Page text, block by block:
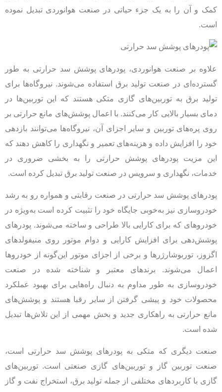
کمک و آن را به یک جزء حیاتی در صنعت هوانوردی تبدیل نموده
است.
علاوه بر صنعت هوانوردی، پودرهای پوشش سد حرارتی به طور
گسترده‌ای در صنعت تولید برق استفاده می‌شوند. نیروگاه‌ها برای
تولید برق به توربین‌های گازی متکی هستند که این توربین‌ها در
دمای بسیار بالایی کار می‌کنند. با اعمال پوشش‌های مانع حرارتی بر
روی پره‌های توربین و سایر اجزای آن، نیروگاه‌ها می‌توانند بازدهی
خود را افزایش داده و هزینه‌های تعمیر و نگهداری را کاهش دهند که
این مزیت پودرهای پوشش حرارتی را به بخشی ضروری در
خدمات، نگهداری و سرویس در صنعت تولید برق تبدیل کرده است.
پودرهای پوشش سد حرارتی در صنعت رقابتی و همواره رو به رشد
خودروسازی نیز به‌خوبی جایگاه خود را تثبیت کرده است به‌ویژه در
خودروهای که برای کارایی بالا طراحی و ساخته می‌شوند. پودرهای
پوشش‌دهی برای افزایش کارایی و دوام موتور روی منیفولدهای
اگزوز، توربوشارژرها و برخی از اجزای موتور این‌گونه از خودروها
اعمال می‌شوند. برندهای معتبر و شناخته شده در صنعت
خودروسازی به طور مداوم به دنبال راه‌هایی برای بهبود عملکرد
محصولات خود و پیشی گرفتن از سایر رقبا هستند و پوشش‌های
مانع حرارتی به راهکاری جدید و بخش مهمی از این تلاش‌ها تبدیل
شده است.
صنعت دیگری که متکی به پودرهای پوشش سد حرارتی است،
صنعت توربین گاز و توربین‌های گازی صنعتی است. توربین‌های
گازی با کاربردهای مختلفی از جمله تولید برق، استخراج نفت و گاز